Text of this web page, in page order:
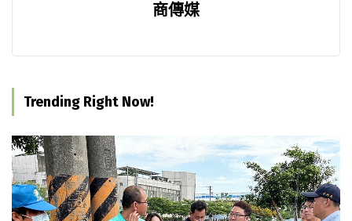
商傳媒
Trending Right Now!